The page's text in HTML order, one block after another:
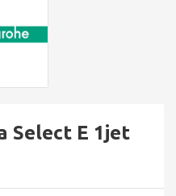
Select E 1jet